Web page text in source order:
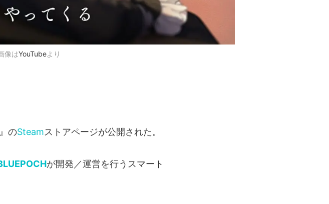
像はYouTubeより
』のSteamストアページが公開された。
が開発／運営を行うスマート